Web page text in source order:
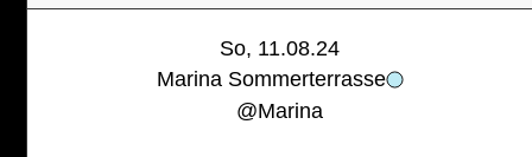
So, 11.08.24
Marina Sommerterrasse
@Marina